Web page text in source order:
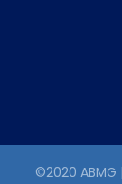
©2020